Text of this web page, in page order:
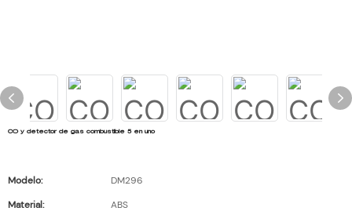
CO y detector de gas combustible 5 en uno
Modelo:
DM296
Material:
ABS